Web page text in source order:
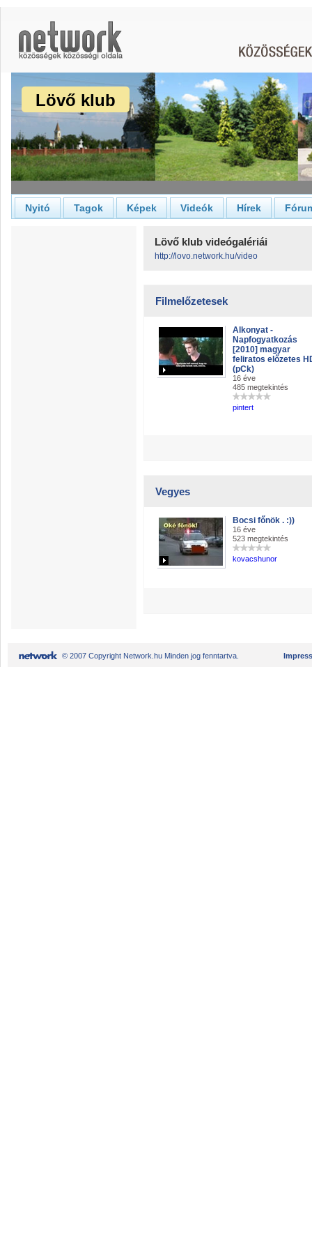
Lövő klub
Nyitó Tagok Képek Videók Hírek
Lövő klub videógalériái
http://lovo.network.hu/video
Filmelőzetesek
Alkonyat -
Napfogyatkozás
[2010] magyar
feliratos előzetes
(pCk)
16 éve
485 megtekintés
pintert
Vegyes
Bocsi főnök . :))
16 éve
523 megtekintés
kovacshunor
© 2007 Copyright Network.hu Minden jog fenntartva.